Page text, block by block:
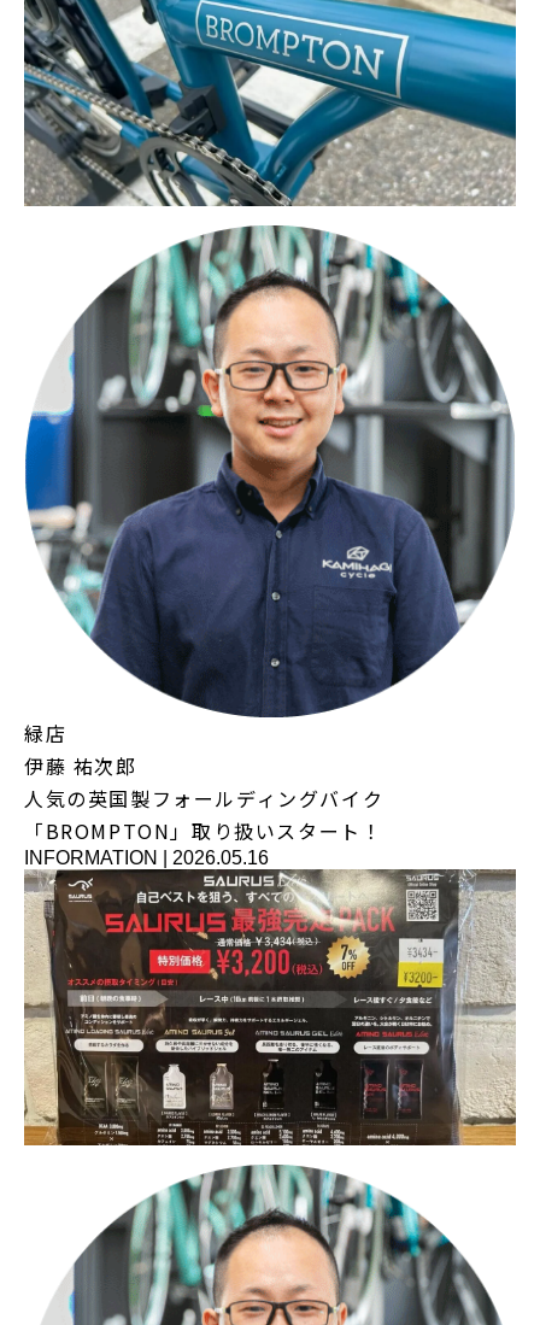
緑店
伊藤 祐次郎
人気の英国製フォールディングバイク
「BROMPTON」取り扱いスタート！
INFORMATION 2026.05.16